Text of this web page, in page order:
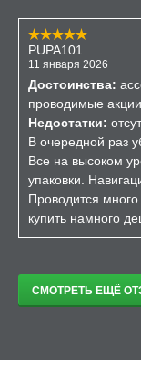
PUPA101
11 января 2026
Достоинства:
проводимые
Недостатки:
В очередной раз
Все на высоком
упаковки.
Проводится
купить намного
СМОТРЕТЬ ЕЩЁ